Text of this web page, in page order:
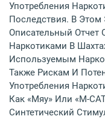
Употребления
Последствия. В
Описательный Отчет
Наркотиками В
Используемым
Также Рискам И
Употребления
Как «мяу» Или «M-
Синтетический